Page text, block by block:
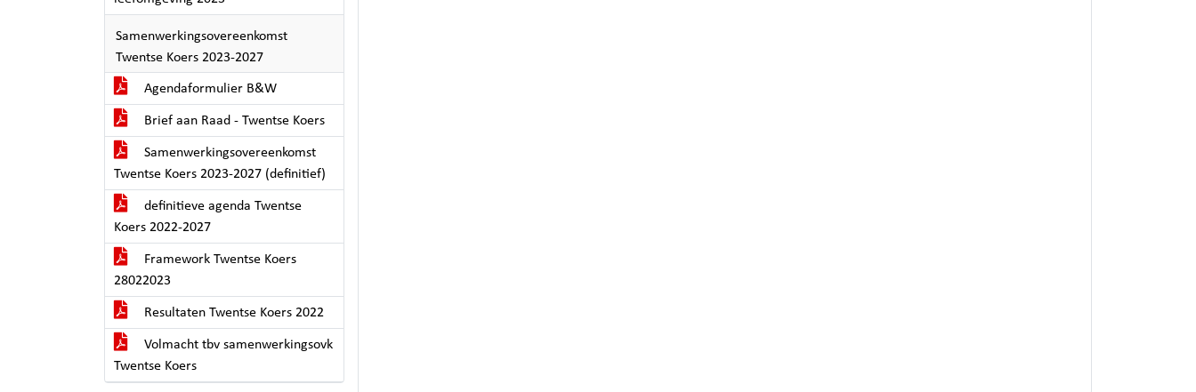
Samenwerkingsovereenkomst
Twentse Koers 2023-2027
Agendaformulier B&W
Brief aan Raad - Twentse Koers
Samenwerkingsovereenkomst
Twentse Koers 2023-2027 (definitief)
definitieve agenda Twentse
Koers 2022-2027
Framework Twentse Koers
28022023
Resultaten Twentse Koers 2022
Volmacht tbv samenwerkingsovk
Twentse Koers